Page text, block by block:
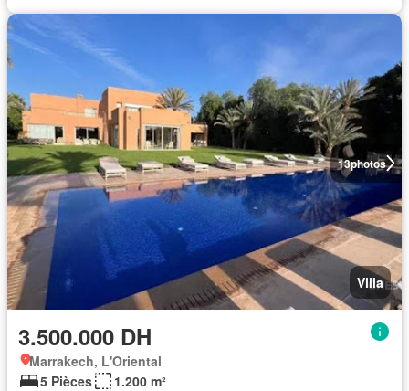
13photos
Villa
3.500.000 DH
Marrakech, L'Oriental
5 Pièces
1.200 m²